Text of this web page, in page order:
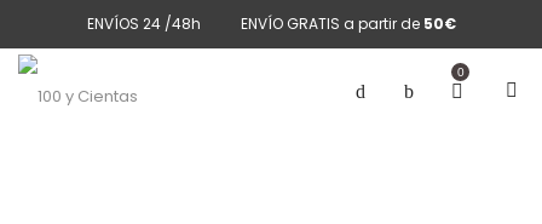
ENVÍOS 24 /48h ENVÍO GRATIS a partir de 50€
0